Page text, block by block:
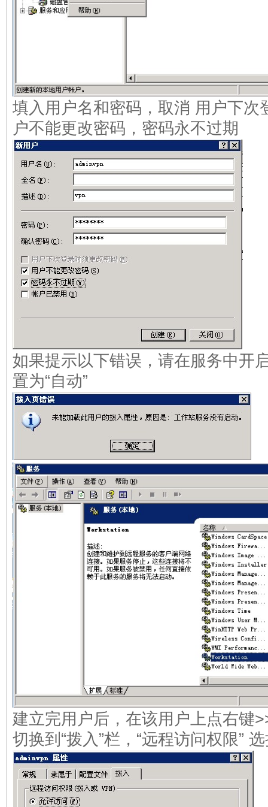
填入用户名和密码，取消 用户下次
户不能更改密码，密码永不过期
如果提示以下错误，请在服务中开
置为“自动”
建立完用户后，在该用户上点右键
切换到“拨入”栏，“远程访问权限”